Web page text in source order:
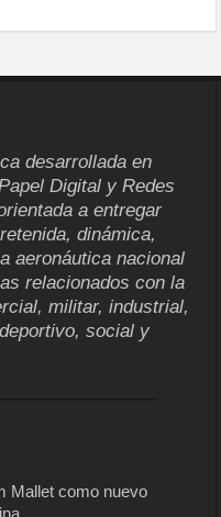
desarrollada en
Digital y Redes
a entregar
dinámica,
aeronáutica nacional
relacionados con la
militar, industrial,
social y
Mallet como nuevo